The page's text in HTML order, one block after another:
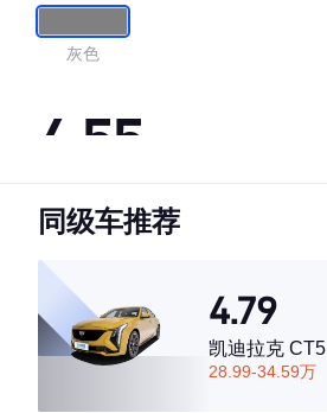
灰色
4.55
·外观表现一般，低于60%同级车
·空间表现一般，低于63%同级车
同级车推荐
4.79
凯迪拉克 CT5
28.99-34.59万